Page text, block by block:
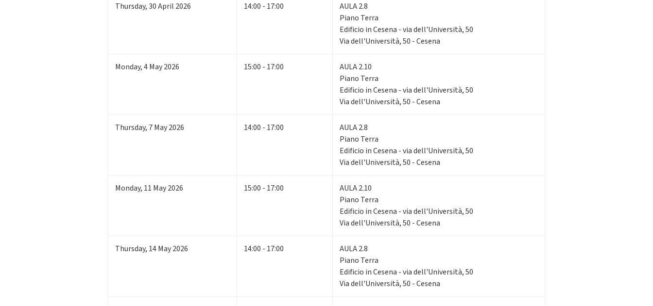
Thursday,30April 2026 14:00 - 17:00
AULA 2.8
Piano Terra
Edificio in Cesena - via dell'Università, 50
Via dell'Università, 50 - Cesena
Monday,4May 2026 15:00 - 17:00
AULA 2.10
Piano Terra
Edificio in Cesena - via dell'Università, 50
Via dell'Università, 50 - Cesena
Thursday, 7May 2026 14:00 - 17:00
AULA 2.8
Piano Terra
Edificio in Cesena - via dell'Università, 50
Via dell'Università, 50 - Cesena
Monday, 11 May 2026 15:00 - 17:00
AULA 2.10
Piano Terra
Edificio in Cesena - via dell'Università, 50
Via dell'Università, 50 - Cesena
Thursday, 14May 2026 14:00 - 17:00
AULA 2.8
Piano Terra
Edificio in Cesena - via dell'Università, 50
Via dell'Università, 50 - Cesena